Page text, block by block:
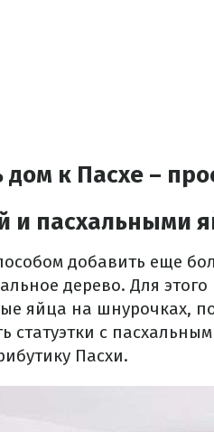
дом к Пасхе –
и пасхальными
добавить еще
дерево. Для
яйца на шнурочках,
статуэтки с
Пасхи.